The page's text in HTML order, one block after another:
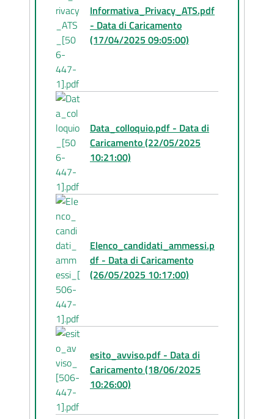
Informativa_Privacy_ATS.pdf
- Data di Caricamento
(17/04/2025 09:05:00)
Data_colloquio.pdf - Data di
Caricamento (22/05/2025
10:21:00)
Elenco_candidati_ammessi.p
df - Data di Caricamento
(26/05/2025 10:17:00)
esito_avviso.pdf - Data di
Caricamento (18/06/2025
10:26:00)